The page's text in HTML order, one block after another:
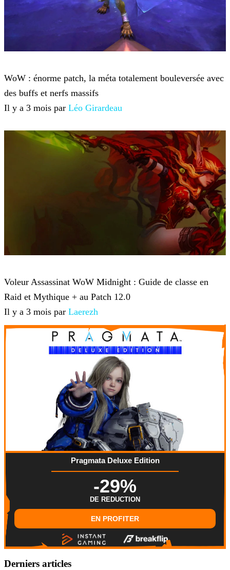
WoW : énorme patch, la méta totalement bouleversée avec
des buffs et nerfs massifs
Il y a 3 mois par Léo Girardeau
Voleur Assassinat WoW Midnight : Guide de classe en
Raid et Mythique + au Patch 12.0
Il y a 3 mois par Laerezh
Pragmata Deluxe Edition
-29%
DE REDUCTION
EN PROFITER
Derniers articles